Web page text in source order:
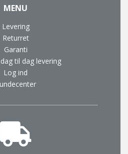
MENU
Levering
Returret
Garanti
til dag levering
Log ind